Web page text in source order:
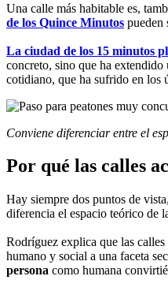
Una calle más habitable es,
de los Quince Minutos pueden
La ciudad de los 15 minutos
concreto, sino que ha
cotidiano, que ha sufrido en los
Conviene diferenciar entre el
Por qué las calles
Hay siempre dos puntos de
diferencia el espacio teórico de
Rodríguez explica que las
humano y social a una faceta
persona como humana